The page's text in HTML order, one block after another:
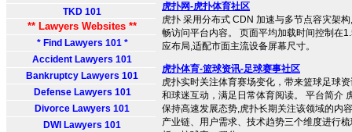
TKD 101
** Lawyers Websites **
* Find Lawyers 101 *
Accident Lawyers 101
Bankruptcy Lawyers 101
Defense Lawyers 101
Divorce Lawyers 101
DWI Lawyers 101
虎扑网-虎扑体育社区
虎扑 采用分布式 CDN 加速与多节点容灾架
畅访问平台内容。 页面平均加载时间控制在
应布局,适配市面主流设备屏幕尺寸。
虎扑体育-篮球资讯-足球赛事社区
虎扑实时关注体育赛场变化，带来篮球足球
和球迷互动，满足日常体育阅读。 平台简介
保持高速发展态势,虎扑长期关注该领域的内
产业链、用户需求、技术趋势三个维度进行